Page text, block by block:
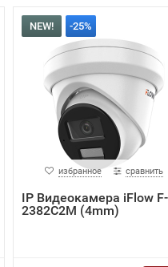
NEW! -25%
избранное сравнить
IP Видеокамера iFlow
2382C2M (4mm)